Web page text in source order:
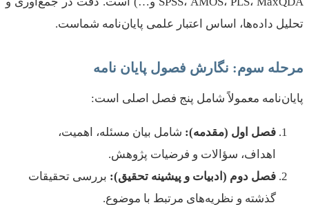
تحلیل داده‌ها، اساس اعتبار علمی پایان‌نامه شماست.
مرحله سوم: نگارش فصول پایان نامه
پایان‌نامه معمولاً شامل پنج فصل اصلی است:
فصل اول (مقدمه): شامل بیان مسئله، اهمیت،
اهداف، سؤالات و فرضیات پژوهش.
فصل دوم (ادبیات و پیشینه تحقیق): بررسی تحقیقات
گذشته و نظریه‌های مرتبط با موضوع.